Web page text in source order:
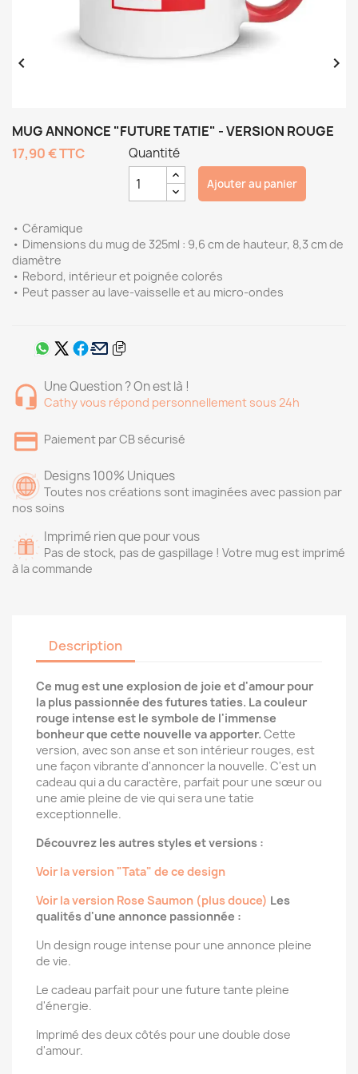
 
MUG ANNONCE "FUTURE TATIE" - VERSION ROUGE
17,90 €TTC
• Céramique
• Dimensions du mug de 325ml : 9,6 cm de hauteur, 8,3 cm de
diamètre
• Rebord, intérieur et poignée colorés
• Peut passer au lave-vaisselle et au micro-ondes
Quantité
Ajouter au panier
Une Question ? On est là !
Cathy vous répond personnellement sous 24h
Paiement par CB sécurisé
Designs 100% Uniques
Toutes nos créations sont imaginées avec passion par
nos soins
Imprimé rien que pour vous
Pas de stock, pas de gaspillage ! Votre mug est imprimé
à la commande
Description
Ce mug est une explosion de joie et d'amour pour
la plus passionnée des futures taties. La couleur
rouge intense est le symbole de l'immense
bonheur que cette nouvelle va apporter. Cette
version, avec son anse et son intérieur rouges, est
une façon vibrante d'annoncer la nouvelle. C'est un
cadeau qui a du caractère, parfait pour une sœur ou
une amie pleine de vie qui sera une tatie
exceptionnelle.
Découvrez les autres styles et versions :
Voir la version "Tata" de ce design
Voir la version Rose Saumon (plus douce) Les
qualités d'une annonce passionnée :
Un design rouge intense pour une annonce pleine
de vie.
Le cadeau parfait pour une future tante pleine
d'énergie.
Imprimé des deux côtés pour une double dose
d'amour.